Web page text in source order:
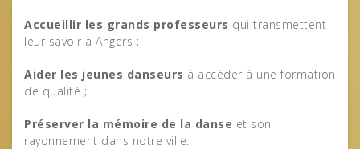
Accueillir les grands professeurs qui transmettent
leur savoir à Angers ;
Aider les jeunes danseurs à accéder à une formation
de qualité ;
Préserver la mémoire de la danse et son
rayonnement dans notre ville.